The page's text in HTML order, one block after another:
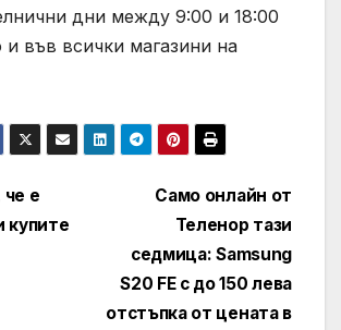
дни между 9:00 и 18:00
и във всички магазини на
Само онлайн от
Теленор тази
седмица: Samsung
S20 FE с до 150 лева
отстъпка от цената в
е
купите